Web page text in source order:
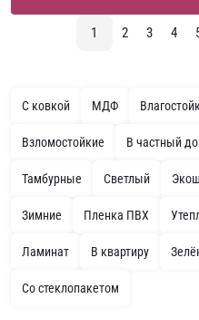
1 2 3 4
С ковкой МДФ
Взломостойкие В частный
Тамбурные Светлый
Зимние Пленка ПВХ
Ламинат В квартиру
Со стеклопакетом